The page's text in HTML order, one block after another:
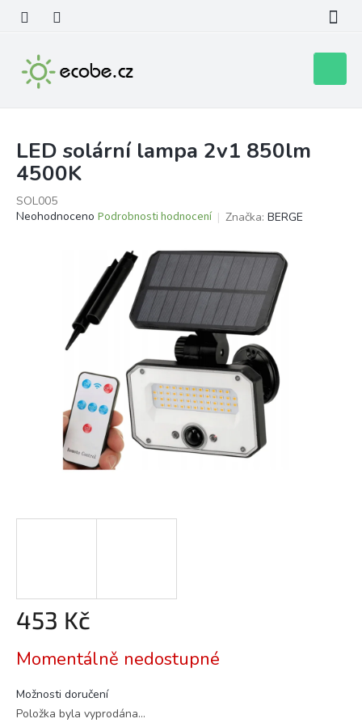
obsah
košík
LED solární lampa 2v1 850lm
4500K
SOL005
Průměrné
Neohodnoceno Podrobnosti hodnocení Značka: BERGE
453 Kč
cena:
Momentálně nedostupné
Možnosti doručení
Položka byla vyprodána…